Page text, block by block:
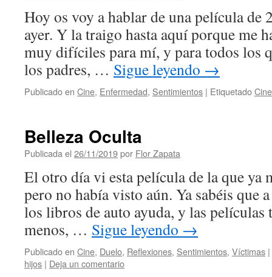
Hoy os voy a hablar de una película de
ayer. Y la traigo hasta aquí porque me
muy difíciles para mí, y para todos los
los padres, … Sigue leyendo →
Publicado en Cine, Enfermedad, Sentimientos | EtiquetadoCine
Belleza Oculta
Publicada el 26/11/2019por Flor Zapata
El otro día vi esta película de la que ya
pero no había visto aún. Ya sabéis que
los libros de auto ayuda, y las películas
menos, … Sigue leyendo →
Publicado en Cine, Duelo, Reflexiones, Sentimientos, Víctimas |
hijos | Deja un comentario